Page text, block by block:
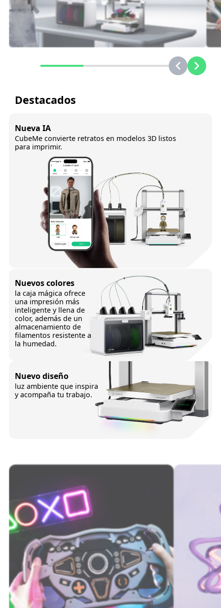
Destacados
Nueva IA
CubeMe convierte retratos en modelos 3D listos
para imprimir.
Nuevos colores
la caja mágica ofrece
una impresión más
inteligente y llena de
color, además deun
almacenamiento de
filamentos resistente a
la humedad.
Nuevo diseño
luz ambiente que inspira
y acompaña tu trabajo.